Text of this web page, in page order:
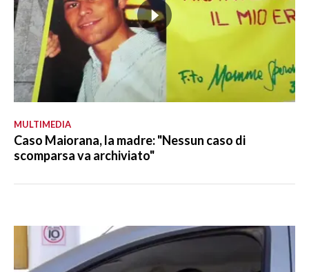
MULTIMEDIA
Caso Maiorana, la madre: "Nessun caso di
scomparsa va archiviato"